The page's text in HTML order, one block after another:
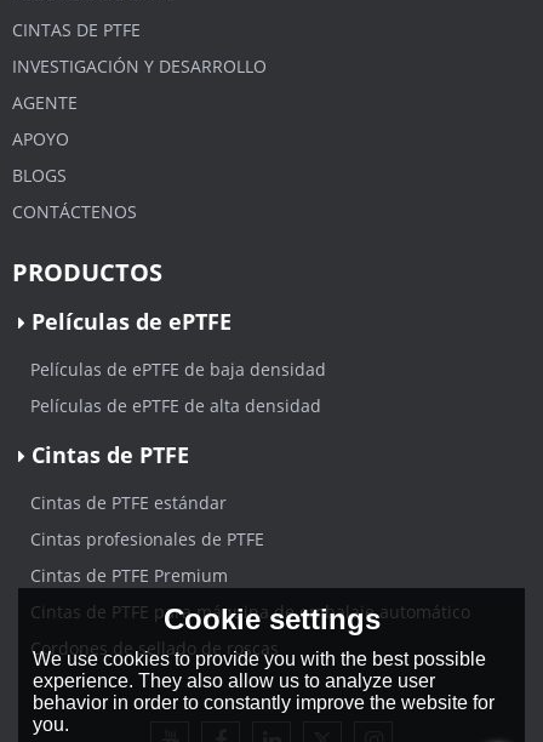
CINTAS DE PTFE
INVESTIGACIÓN Y DESARROLLO
AGENTE
APOYO
BLOGS
CONTÁCTENOS
PRODUCTOS
Películas de ePTFE
Películas de ePTFE de baja densidad
Películas de ePTFE de alta densidad
Cintas de PTFE
Cintas de PTFE estándar
Cintas profesionales de PTFE
Cintas de PTFE Premium
Cintas de PTFE para máquina de embalaje automático
Cordones de sellado de roscas
Cookie settings
We use cookies to provide you with the best possible
experience. They also allow us to analyze user
behavior in order to constantly improve the website for
you.